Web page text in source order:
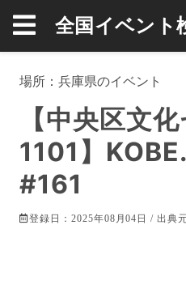
全国イベント
場所： 兵庫県のイベント
【中央区文
1101】
#161
登録日：2025年08月04日 / 出典